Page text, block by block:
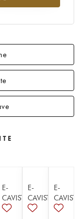
E-
CAVISTE
E-
CAVISTE
E-